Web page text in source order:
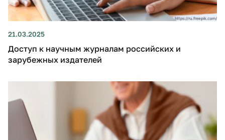
21.03.2025
Доступ к научным журналам российских и
зарубежных издателей